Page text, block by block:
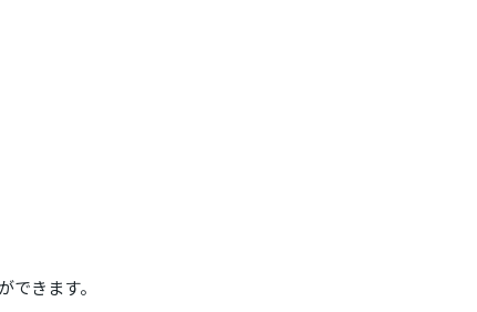
きます。